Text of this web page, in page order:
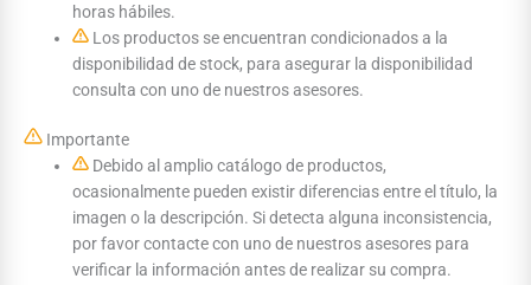
horas hábiles.
Los productos se encuentran condicionados a la
disponibilidad de stock, para asegurar la disponibilidad
consulta con uno de nuestros asesores.
Importante
Debido al amplio catálogo de productos,
ocasionalmente pueden existir diferencias entre el título, la
imagen o la descripción. Si detecta alguna inconsistencia,
por favor contacte con uno de nuestros asesores para
verificar la información antes de realizar su compra.